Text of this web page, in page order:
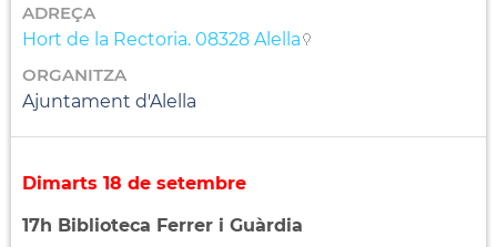
ADREÇA
Hort de la Rectoria. 08328 Alella
ORGANITZA
Ajuntament d'Alella
Dimarts 18 de setembre
17h Biblioteca Ferrer i Guàrdia